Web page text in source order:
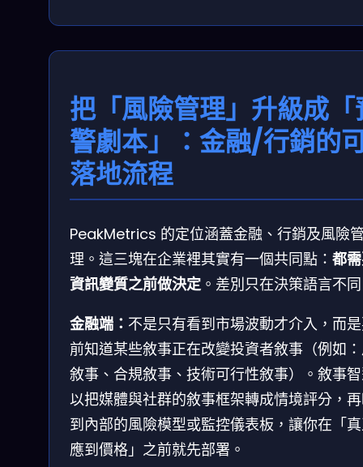
把「風險管理」升級成「
警劇本」：金融/行銷的
落地流程
PeakMetrics 的定位涵蓋金融、行銷及風險
理。這三塊在企業裡其實有一個共同點： 都
資訊變質之前做決定。差別只在決策語言不
金融端： 不是只有看到市場波動才介入，而
前知道某些敘事正在改變投資者敘事（例如
敘事、合規敘事、技術可行性敘事）。敘事
以把媒體與社群的敘事框架轉成情境評分，
到內部的風險模型或監控儀表板，讓你在「
應到價格」之前就先部署。